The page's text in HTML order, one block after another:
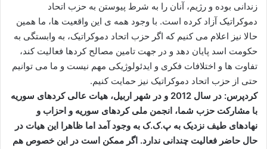
زندانی بوده و رژیم، آنان را به شرط پیوستن به حزب اتحاد
دموکراتیک آزاد کرده است. با وجود همه ی این واقعیت ها، ما همین
حالا نیز اعلام می کنیم که اگر حزب اتحاد دموکراتیک، به وابستگی به
حکومت اسد پایان دهد و در جهت تامین مصالح کردها فعالیت کند،
تفاوت ها و اختلافات فکری و ایدئولوژیکی مهم نیست و ما می توانیم
حتی از حزب اتحاد دموکراتیک نیز حمایت کنیم.
کردپرس: در سال 2012 و در شهر اربیل، هیات عالی کردهای سوریه
با مشارکت حزب شما، انجمن ملی کردهای سوریه و احزاب و
نهادهای طیف نزدیک به پ.ک.ک به وجود آمد اما ظاهرا این هیات در
حال حاضر فعالیت چندانی ندارد. اگر ممکن است در این خصوص هم